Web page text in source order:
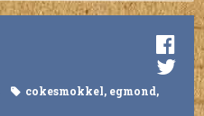
cokesmokkel, egmond,